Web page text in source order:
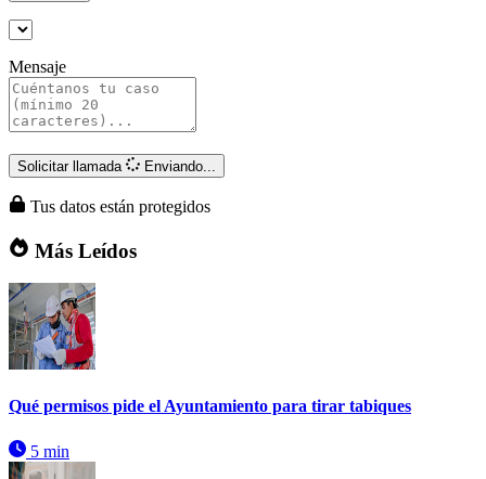
Mensaje
Solicitar llamada Enviando...
Tus datos están protegidos
Más Leídos
Qué permisos pide el Ayuntamiento para tirar tabiques
5 min